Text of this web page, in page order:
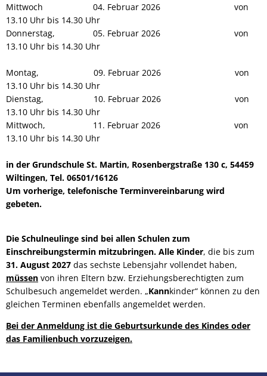
Mittwoch 04. Februar 2026 von
13.10 Uhr bis 14.30 Uhr
Donnerstag, 05. Februar 2026 von
13.10 Uhr bis 14.30 Uhr
Montag, 09. Februar 2026 von
13.10 Uhr bis 14.30 Uhr
Dienstag, 10. Februar 2026 von
13.10 Uhr bis 14.30 Uhr
Mittwoch, 11. Februar 2026 von
13.10 Uhr bis 14.30 Uhr
in der Grundschule St. Martin, Rosenbergstraße 130 c, 54459
Wiltingen, Tel. 06501/16126
Um vorherige, telefonische Terminvereinbarung wird
gebeten.
Die Schulneulinge sind bei allen Schulen zum
Einschreibungstermin mitzubringen. Alle Kinder, die bis zum
31. August 2027 das sechste Lebensjahr vollendet haben,
müssen von ihren Eltern bzw. Erziehungsberechtigten zum
Schulbesuch angemeldet werden. „Kannkinder“ können zu den
gleichen Terminen ebenfalls angemeldet werden.
Bei der Anmeldung ist die Geburtsurkunde des Kindes oder
das Familienbuch vorzuzeigen.